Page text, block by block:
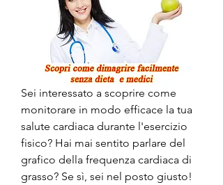
Sei interessato a scoprire come
monitorare in modo efficace la tua
salute cardiaca durante l'esercizio
fisico? Hai mai sentito parlare del
grafico della frequenza cardiaca di
grasso? Se sì, sei nel posto giusto!